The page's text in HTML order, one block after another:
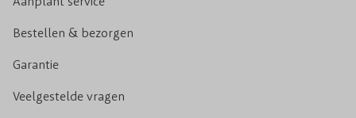
Bestellen & bezorgen
Garantie
Veelgestelde vragen